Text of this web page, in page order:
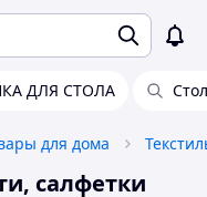
ДЛЯ СТОЛА
для дома
салфетки